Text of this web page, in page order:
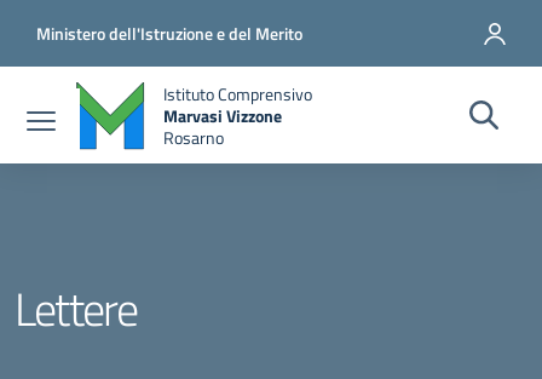
Ministero dell'Istruzione e del Merito
Istituto Comprensivo
Marvasi Vizzone
Rosarno
Lettere